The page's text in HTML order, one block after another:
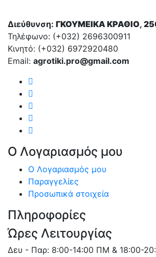
Διεύθυνση: ΓΚΟΥΜΕΙΚΑ ΚΡΑΘΙΟ,
Τηλέφωνο: (+032) 2696300911
Κινητό: (+032) 6972920480
Email: agrotiki.pro@gmail.com
Ο Λογαριασμός μου
Ο Λογαριασμός μου
Παραγγελίες
Προσωπικά στοιχεία
Πληροφορίες
Ώρες Λειτουργίας
Δευ - Παρ: 8:00-14:00 ΠΜ & 18:00-